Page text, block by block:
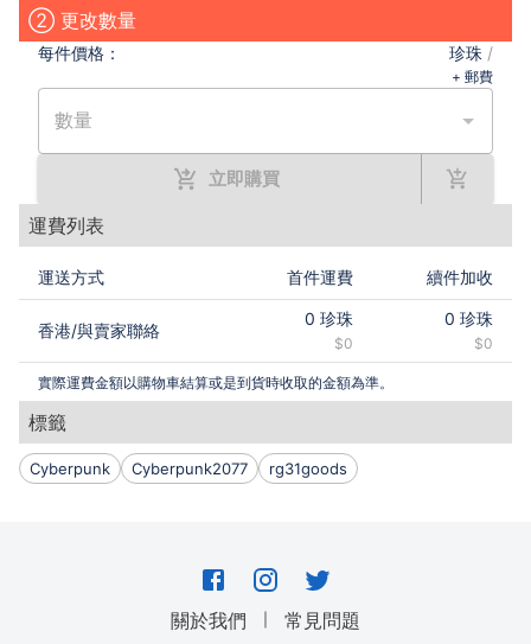
② 更改數量
每件價格： 珍珠 /
+ 郵費
數量
立即購買
運費列表
運送方式 首件運費 續件加收
香港/與賣家聯絡
0 珍珠
$0
0 珍珠
$0
實際運費金額以購物車結算或是到貨時收取的金額為準。
標籤
Cyberpunk Cyberpunk2077 rg31goods
關於我們 ｜ 常見問題